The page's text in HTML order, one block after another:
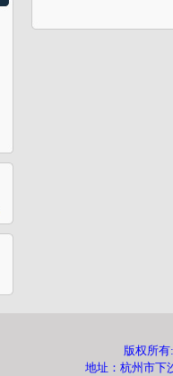
版权所
地址：杭州市下